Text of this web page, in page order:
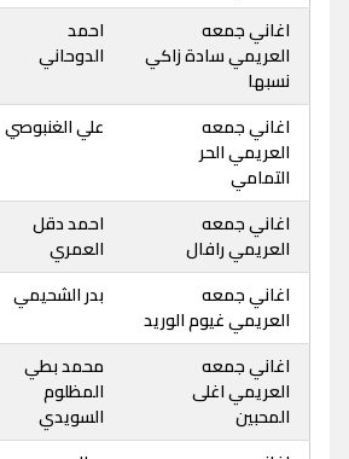
اغاني جمعه
العريمي سادة زاكي
نسبها
احمد
الدوحاني
اغاني جمعه
العريمي الحر
التمامي
علي الغنبوصي
اغاني جمعه
العريمي رافال
احمد دقل
العمري
اغاني جمعه
العريمي غيوم الوريد
بدر الشحيمي
اغاني جمعه
العريمي اغلى
المحبين
محمد بطي
المظلوم
السويدي